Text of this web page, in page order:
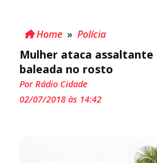
Home » Polícia
Mulher ataca assaltante
baleada no rosto
Por Rádio Cidade
02/07/2018 às 14:42